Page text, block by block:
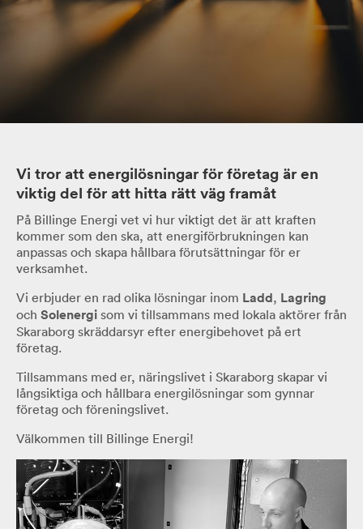
Vi tror att energilösningar för företag är en
viktig del för att hitta rätt väg framåt
På Billinge Energi vet vi hur viktigt det är att kraften
kommer som den ska, att energiförbrukningen kan
anpassas och skapa hållbara förutsättningar för er
verksamhet.
Vi erbjuder en rad olika lösningar inom Ladd, Lagring
och Solenergi som vi tillsammans med lokala aktörer från
Skaraborg skräddarsyr efter energibehovet på ert
företag.
Tillsammans med er, näringslivet i Skaraborg skapar vi
långsiktiga och hållbara energilösningar som gynnar
företag och föreningslivet.
Välkommen till Billinge Energi!